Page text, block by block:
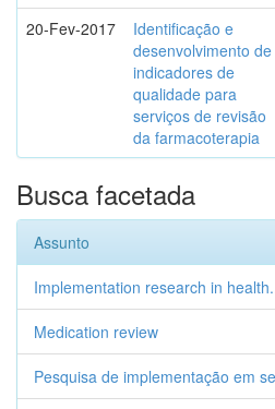
20-Fev-2017
Identificação e
desenvolvimento de
indicadores de
qualidade para
serviços de revisão
da farmacoterapia
Busca facetada
Assunto
Implementation research in
Medication review
Pesquisa de implementação em